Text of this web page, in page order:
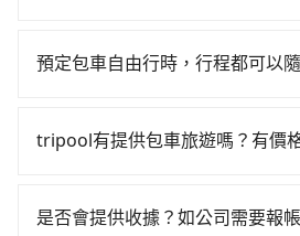
tripool並到府專車接送，則每人
等車上，現在還不馬上來預約
40元路邊停車費用預估進去，但
的車款，如果人數超過四位，更是
凹的車門仍未被修理，每一次租
tripool的專車服務可再更便宜。
倍。雖然台北市區到六福水樂園的
$800。
擇： 預算：不同交通工具價格不
比較寬鬆且不介意耗時轉乘可選大
車。 時間：需在特定時間到達目
預定包車自由行時，行程都可以
沒有到達海拔1500公里以上的山
tripool有提供包車旅遊嗎？有價
遊，從單純的單趟接送到算時間的
是否會提供收據？如公司需要報